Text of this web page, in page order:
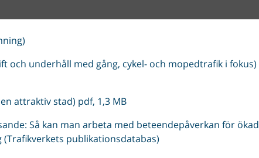
och underhåll med gång, cykel- och mopedtrafik i fokus)
attraktiv stad) pdf, 1,3 MB
Så kan man arbeta med beteendepåverkan för ökad
publikationsdatabas)